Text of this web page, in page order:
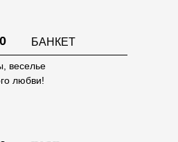
БАНКЕТ
веселье
любви!